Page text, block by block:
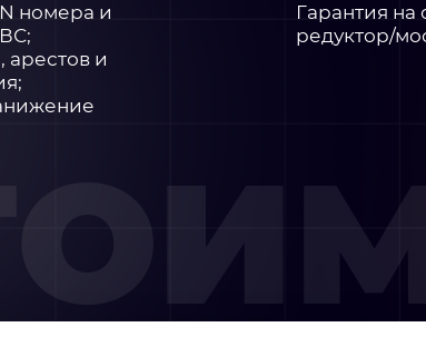
номера и
арестов и
Гарантия
редуктор/